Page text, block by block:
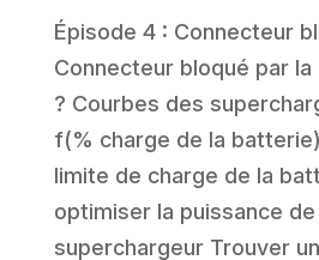
Épisode 4 : Connecteur
Connecteur bloqué par
? Courbes des
f(% charge de la
limite de charge de la
optimiser la puissance
superchargeur Trouver